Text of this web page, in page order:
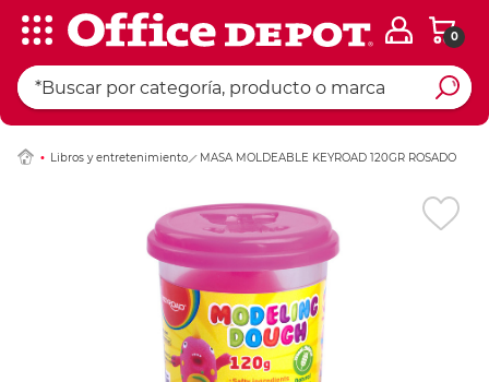
0
Libros y entretenimiento MASA MOLDEABLE KEYROAD 120GR ROSADO
Ingresar Codigo